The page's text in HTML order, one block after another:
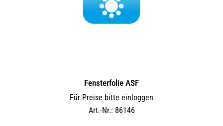
Fensterfolie ASF
Für Preise bitte einloggen
Art.-Nr.: 86146